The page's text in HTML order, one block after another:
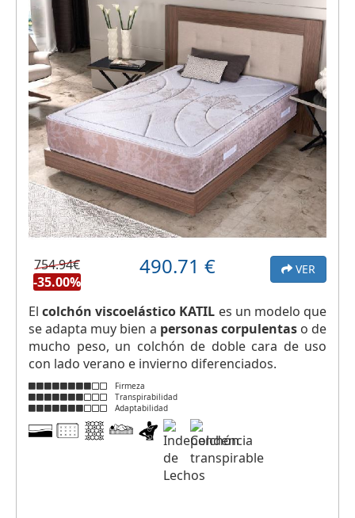
754.94€
-35.00%
490.71 € VER
Elcolchón viscoelástico KATIL es un modelo que
se adapta muy bien a personas corpulentaso de
mucho peso, un colchón de doble cara de uso
con lado verano e invierno diferenciados.
Firmeza
Transpirabilidad
Adaptabilidad